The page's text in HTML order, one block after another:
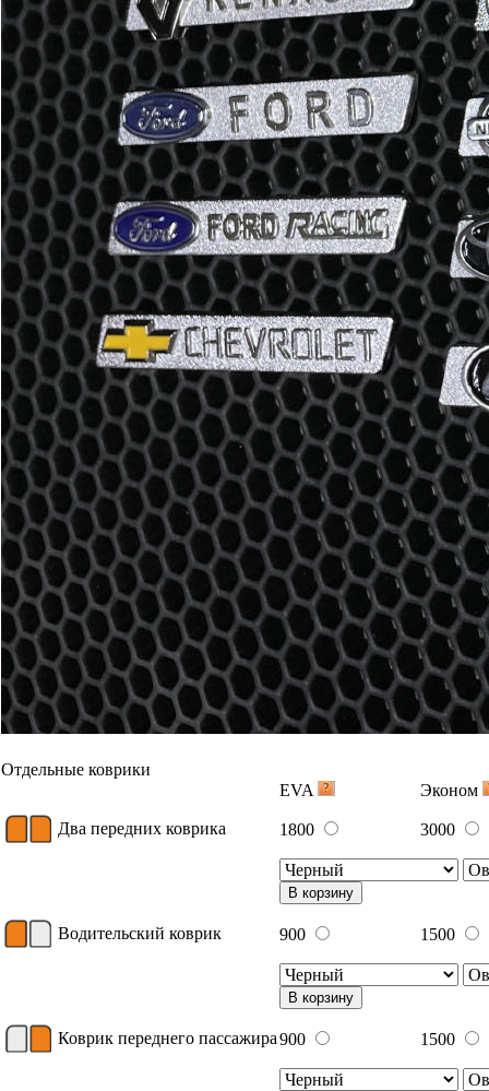
Отдельные коврики
EVA
Эконом
Два передних коврика 1800 3000
В корзину
Водительский коврик 900 1500
В корзину
Коврик переднего пассажира900 1500